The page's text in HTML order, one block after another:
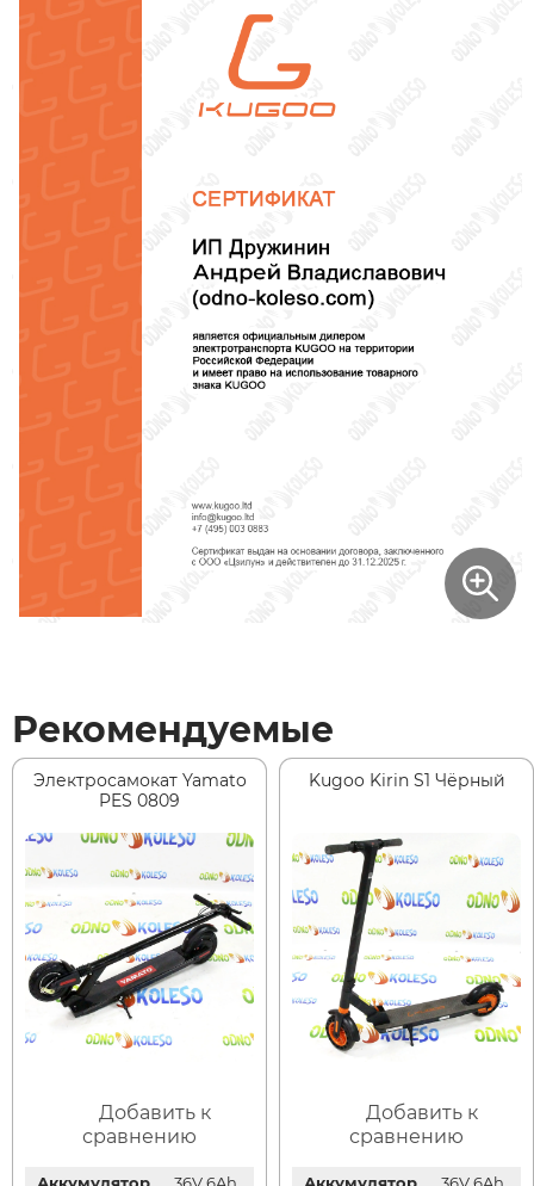
Рекомендуемые
Электросамокат Yamato
PES 0809
Добавить к
сравнению
Kugoo Kirin S1 Чёрный
Добавить к
сравнению